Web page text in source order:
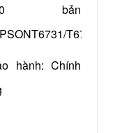
bản
T6732/
hành: Chính